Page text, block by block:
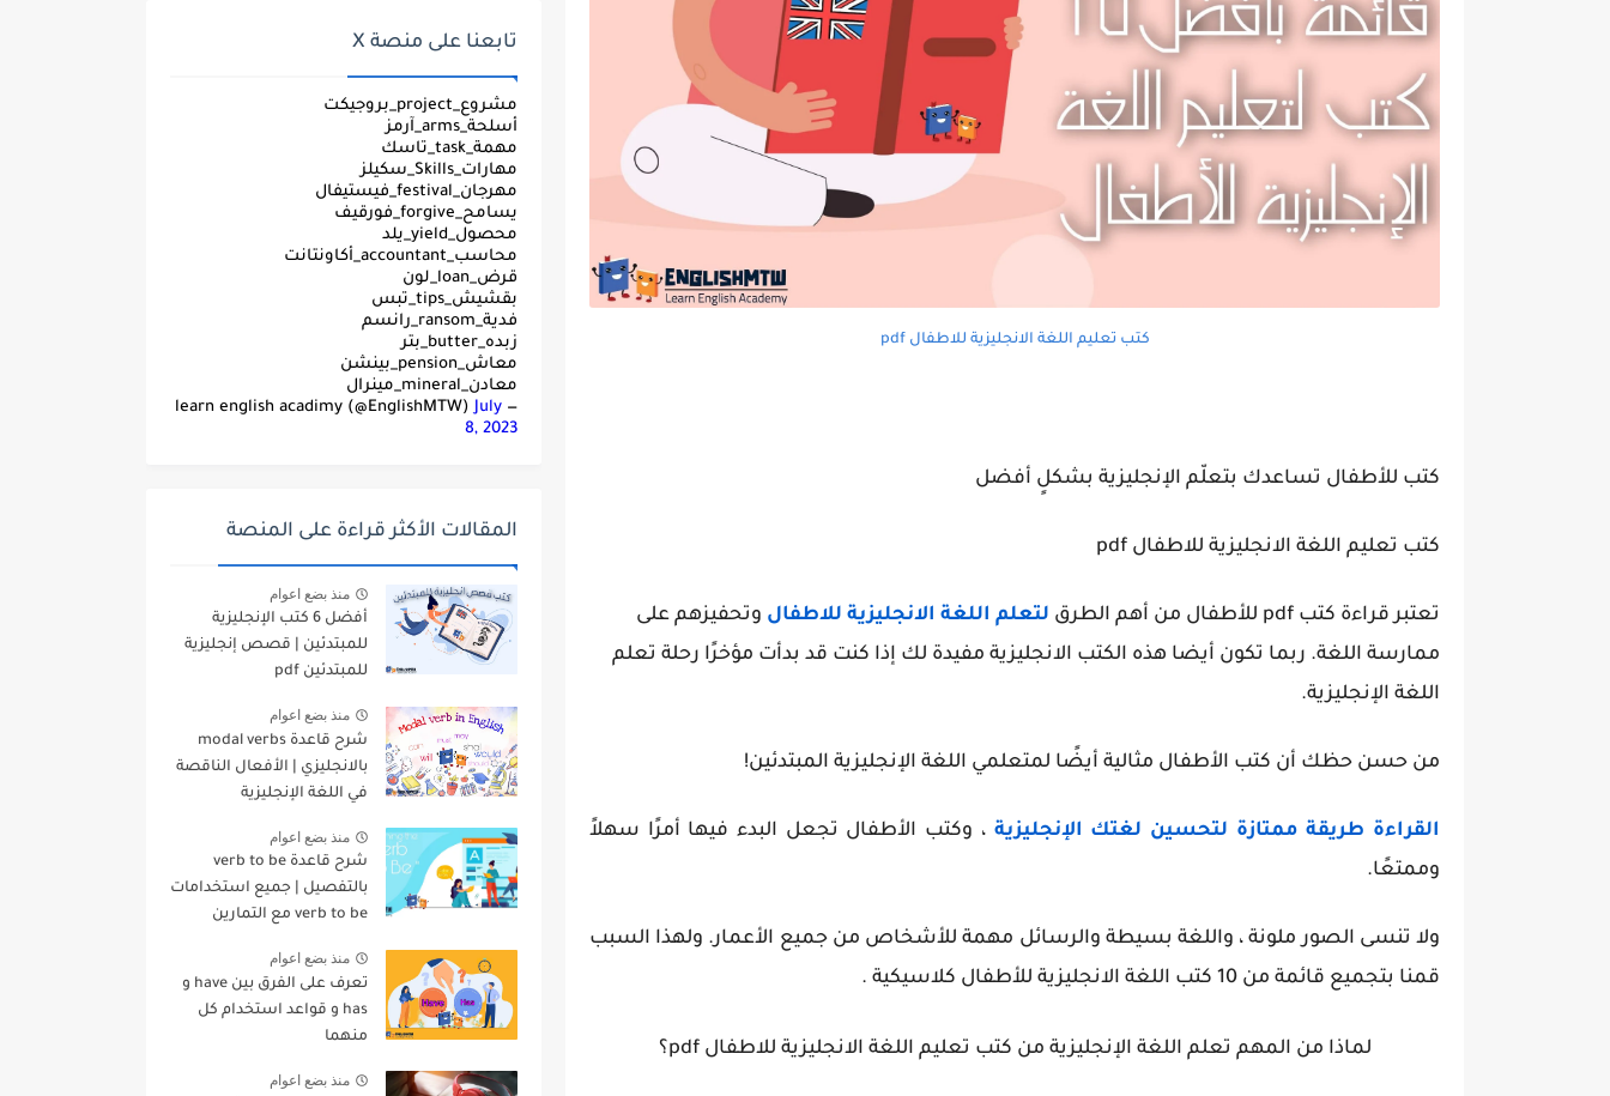
كتب تعليم اللغة الانجليزية للاطفال pdf
كتب للأطفال تساعدك بتعلّم الإنجليزية بشكلٍ أفضل
كتب تعليم اللغة الانجليزية للاطفال pdf
تعتبر قراءة كتب pdf للأطفال من أهم الطرق لتعلم اللغة الانجليزية للاطفال وتحفيزهم على
ممارسة اللغة. ربما تكون أيضا هذه الكتب الانجليزية مفيدة لك إذا كنت قد بدأت مؤخرًا رحلة تعلم
اللغة الإنجليزية.
من حسن حظك أن كتب الأطفال مثالية أيضًا لمتعلمي اللغة الإنجليزية المبتدئين!
القراءة طريقة ممتازة لتحسين لغتك الإنجليزية ، وكتب الأطفال تجعل البدء فيها أمرًا سهلاً
وممتعًا.
ولا تنسى الصور ملونة ، واللغة بسيطة والرسائل مهمة للأشخاص من جميع الأعمار. ولهذا السبب
قمنا بتجميع قائمة من 10 كتب اللغة الانجليزية للأطفال كلاسيكية .
لماذا من المهم تعلم اللغة الإنجليزية من كتب تعليم اللغة الانجليزية للاطفال pdf؟
تابعنا على منصة X
مشروع_project_بروجيكت
أسلحة_arms_آرمز
مهمة_task_تاسك
مهارات_Skills_سكيلز
مهرجان_festival_فيستيفال
يسامح_forgive_فورقيف
محصول_yield_يلد
محاسب_accountant_أكاونتانت
قرض_loan_لون
بقشيش_tips_تبس
فدية_ransom_رانسم
زبده_butter_بتر
معاش_pension_بينشن
معادن_mineral_مينرال
— learn english acadimy (@EnglishMTW)
July
8, 2023
المقالات الأكثر قراءة على المنصة
منذ بضع اعوام
أفضل 6 كتب الإنجليزية
للمبتدئين | قصص إنجليزية
للمبتدئين pdf
منذ بضع اعوام
شرح قاعدة modal verbs
بالانجليزي | الأفعال الناقصة
في اللغة الإنجليزية
منذ بضع اعوام
شرح قاعدة verb to be
بالتفصيل | جميع استخدامات
verb to be مع التمارين
منذ بضع اعوام
تعرف على الفرق بين have و
has و قواعد استخدام كل
منهما
منذ بضع اعوام